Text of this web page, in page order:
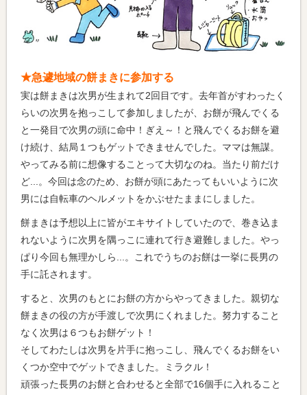
★急遽地域の餅まきに参加する
実は餅まきは次男が生まれて2回目です。去年首がすわったく
らいの次男を抱っこして参加しましたが、お餅が飛んでくる
と一発目で次男の頭に命中！ぎえ～！と飛んでくるお餅を避
け続け、結局１つもゲットできませんでした。ママは無謀。
やってみる前に想像することって大切なのね。当たり前だけ
ど...。今回は念のため、お餅が頭にあたってもいいように次
男には自転車のヘルメットをかぶせたままにしました。
餅まきは予想以上に皆がエキサイトしていたので、巻き込ま
れないように次男を隅っこに連れて行き避難しました。やっ
ぱり今回も無理かしら...。これでうちのお餅は一挙に長男の
手に託されます。
すると、次男のもとにお餅の方からやってきました。親切な
餅まきの役の方が手渡しで次男にくれました。努力すること
なく次男は６つもお餅ゲット！
そしてわたしは次男を片手に抱っこし、飛んでくるお餅をい
くつか空中でゲットできました。ミラクル！
頑張った長男のお餅と合わせると全部で16個手に入れること